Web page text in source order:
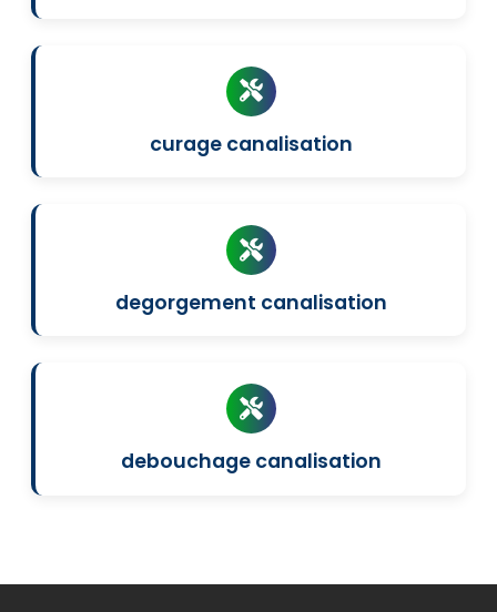
curage canalisation
degorgement canalisation
debouchage canalisation